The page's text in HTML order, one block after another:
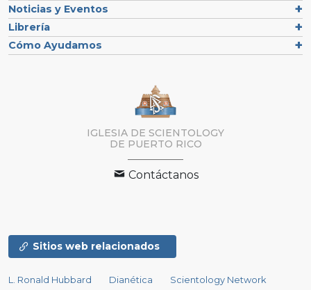
Noticias y Eventos
Librería
Cómo Ayudamos
IGLESIA DE SCIENTOLOGY
DE PUERTO RICO
Contáctanos
Sitios web relacionados
L. Ronald Hubbard Dianética Scientology Network